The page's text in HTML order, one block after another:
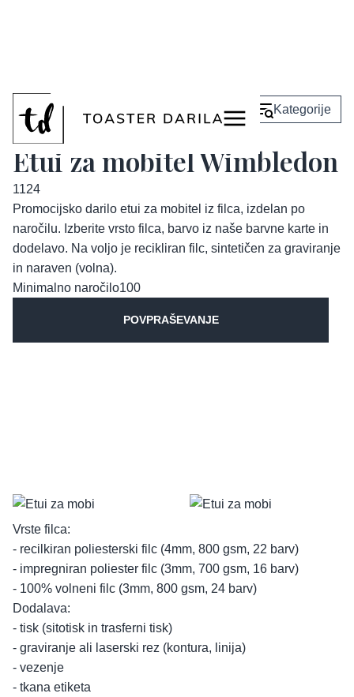
Nazaj Kategorije
Etui za mobitel Wimbledon
1124
Promocijsko darilo etui za mobitel iz filca, izdelan po
naročilu. Izberite vrsto filca, barvo iz naše barvne karte in
dodelavo. Na voljo je recikliran filc, sintetičen za graviranje
in naraven (volna).
Minimalno naročilo100
POVPRAŠEVANJE
Vrste filca:
- recilkiran poliesterski filc (4mm, 800 gsm, 22 barv)
- impregniran poliester filc (3mm, 700 gsm, 16 barv)
- 100% volneni filc (3mm, 800 gsm, 24 barv)
Dodalava:
- tisk (sitotisk in trasferni tisk)
- graviranje ali laserski rez (kontura, linija)
- vezenje
- tkana etiketa